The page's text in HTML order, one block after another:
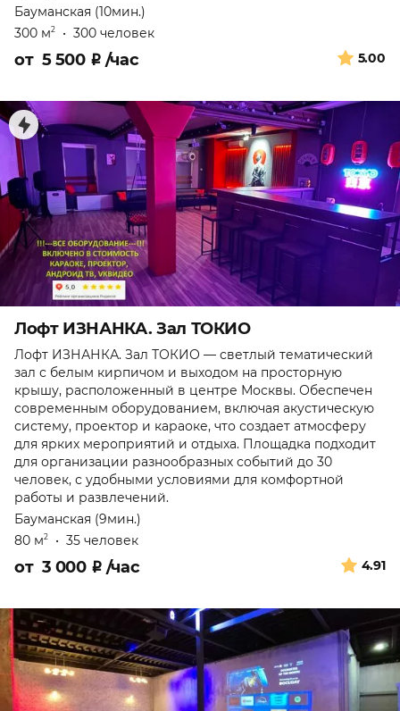
Бауманская (10мин.)
300 м2 • 300 человек
5.00
от 5 500 ₽ /час
Лофт ИЗНАНКА. Зал ТОКИО
Лофт ИЗНАНКА. Зал ТОКИО — светлый тематический
зал с белым кирпичом и выходом на просторную
крышу, расположенный в центре Москвы. Обеспечен
современным оборудованием, включая акустическую
систему, проектор и караоке, что создает атмосферу
для ярких мероприятий и отдыха. Площадка подходит
для организации разнообразных событий до 30
человек, с удобными условиями для комфортной
работы и развлечений.
Бауманская (9мин.)
80 м2 • 35 человек
4.91
от 3 000 ₽ /час